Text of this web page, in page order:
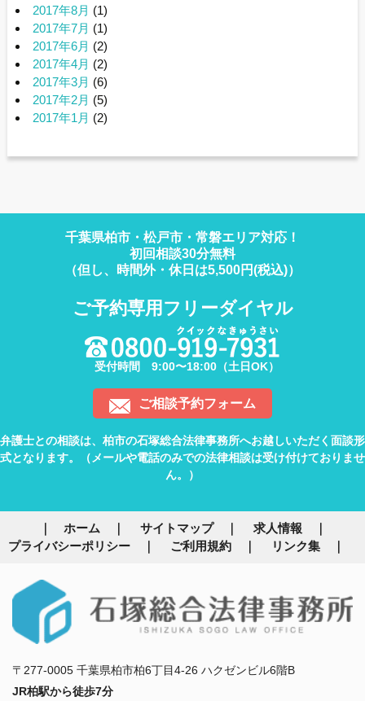
2017年8月 (1)
2017年7月 (1)
2017年6月 (2)
2017年4月 (2)
2017年3月 (6)
2017年2月 (5)
2017年1月 (2)
千葉県柏市・松戸市・常磐エリア対応！
初回相談30分無料
（但し、時間外・休日は5,500円(税込)）
ご予約専用フリーダイヤル
受付時間 9:00〜18:00（土日OK）
ご相談予約フォーム
弁護士との相談は、柏市の石塚総合法律事務所へお越しいただく面談形
式となります。（メールや電話のみでの法律相談は受け付けておりませ
ん。）
ホーム サイトマップ
求人情報
プライバシーポリシー
ご利用規約 リンク集
〒277-0005 千葉県柏市柏6丁目4-26 ハクゼンビル6階B
JR柏駅から徒歩7分